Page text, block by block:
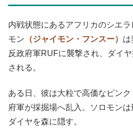
内戦状態にあるアフリカのシエ
モン （ジャイモン・フンスー） は
反政府軍RUFに襲撃され、ダイ
される。
ある日、彼は大粒で高価なピン
府軍が採掘場へ乱入。ソロモン
ダイヤを森に隠す。